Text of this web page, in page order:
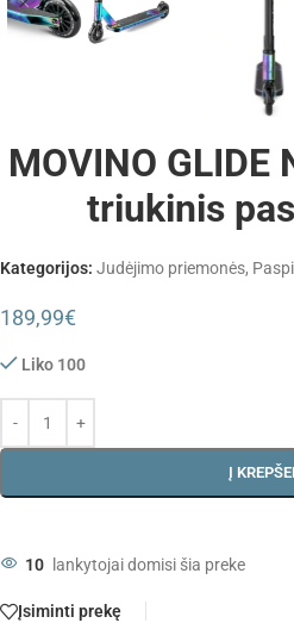
MOVINO GLIDE
triukinis
Kategorijos: Judėjimo priemonės,
189,99€
Liko 100
Į
10 lankytojai domisi šia preke
Įsiminti prekę